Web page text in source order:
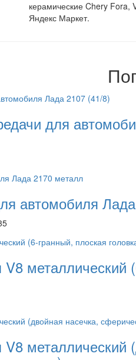
керамические Chery Fora,
Яндекс Маркет.
для
автомобиля
металлический
металлический